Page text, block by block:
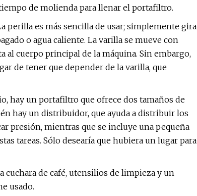
de molienda para llenar el portafiltro.
perilla es más sencilla de usar; simplemente gira
o agua caliente. La varilla se mueve con
cuerpo principal de la máquina. Sin embargo,
de tener que depender de la varilla, que
hay un portafiltro que ofrece dos tamaños de
hay un distribuidor, que ayuda a distribuir los
presión, mientras que se incluye una pequeña
tareas. Sólo desearía que hubiera un lugar para
cuchara de café, utensilios de limpieza y un
usado.